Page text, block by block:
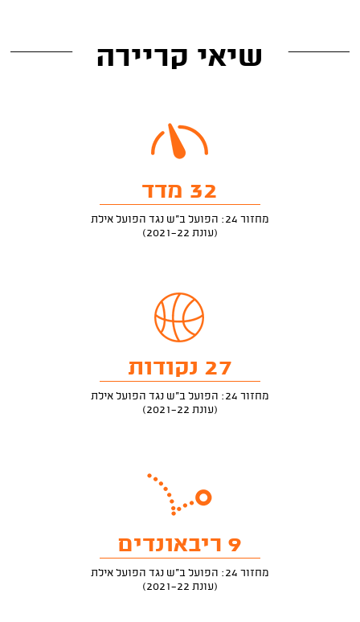
שיאי קריירה
32 מדד
מחזור 24: הפועל ב"ש נגד הפועל אילת
(עונת 2021-22)
27 נקודות
מחזור 24: הפועל ב"ש נגד הפועל אילת
(עונת 2021-22)
9 ריבאונדים
מחזור 24: הפועל ב"ש נגד הפועל אילת
(עונת 2021-22)